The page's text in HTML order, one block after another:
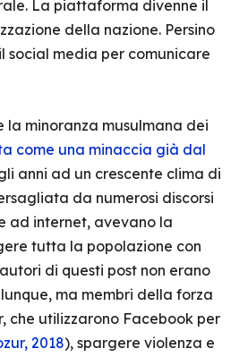
La piattaforma divenne il
della nazione. Persino
social media per comunicare
la minoranza musulmana dei
come una minaccia già dal
anni ad un crescente clima di
da numerosi discorsi
ad internet, avevano la
tutta la popolazione con
di questi post non erano
ma membri della forza
che utilizzarono Facebook per
2018), spargere violenza e